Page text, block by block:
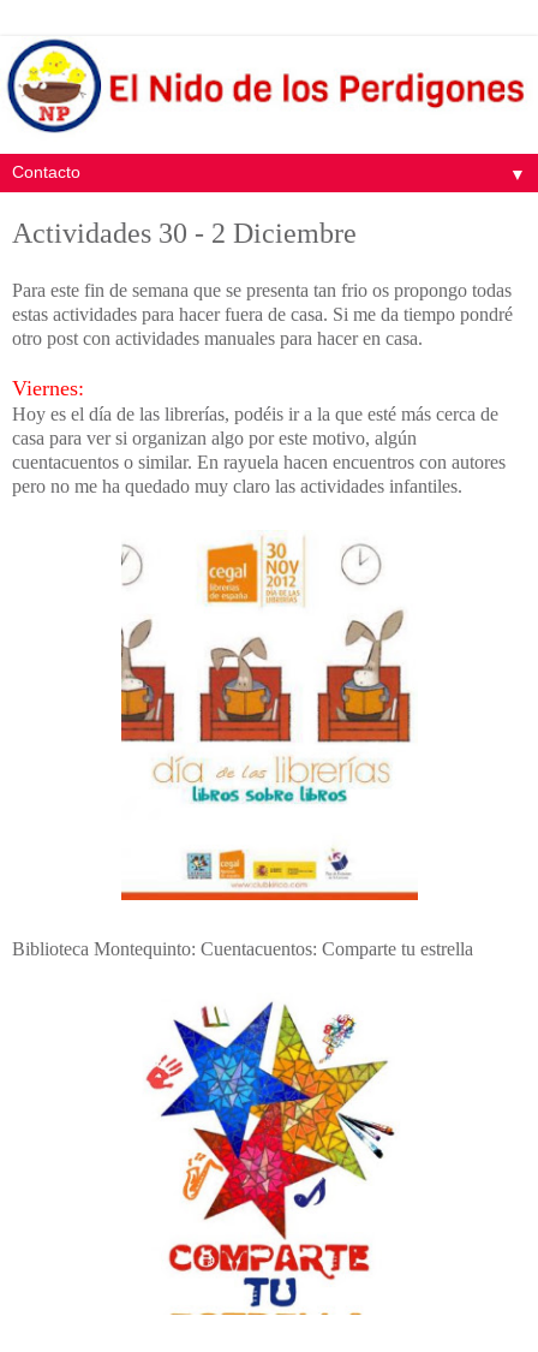
▼
Actividades 30 - 2 Diciembre
Para este fin de semana que se presenta tan frio os propongo todas
estas actividades para hacer fuera de casa. Si me da tiempo pondré
otro post con actividades manuales para hacer en casa.
Viernes:
Hoy es el día de las librerías, podéis ir a la que esté más cerca de
casa para ver si organizan algo por este motivo, algún
cuentacuentos o similar. En rayuela hacen encuentros con autores
pero no me ha quedado muy claro las actividades infantiles.
Biblioteca Montequinto: Cuentacuentos: Comparte tu estrella